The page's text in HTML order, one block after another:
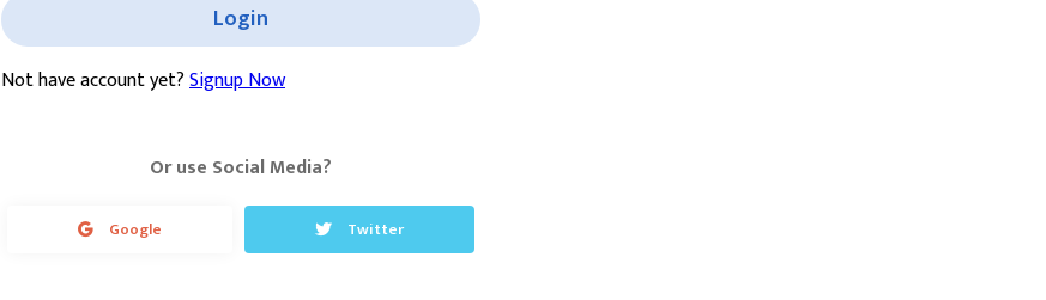
Login
Not have account yet?Signup Now
Or use Social Media?
Google Twitter